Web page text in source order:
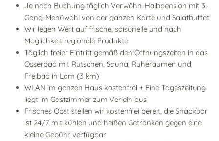
Je nach Buchung täglich Verwöhn-Halbpension mit 3-
Gang-Menüwahl von der ganzen Karte und Salatbuffet
Wir legen Wert auf frische, saisonelle und nach
Möglichkeit regionale Produkte
Täglich freier Eintritt gemäß den Öffnungszeiten in das
Osserbad mit Rutschen, Sauna, Ruheräumen und
Freibad in Lam (3 km)
WLAN im ganzen Haus kostenfrei + Eine Tageszeitung
liegt im Gastzimmer zum Verleih aus
Frisches Obst stellen wir kostenfrei bereit, die Snackbar
ist 24/7 mit kühlen und heißen Getränken gegen eine
kleine Gebühr verfügbar